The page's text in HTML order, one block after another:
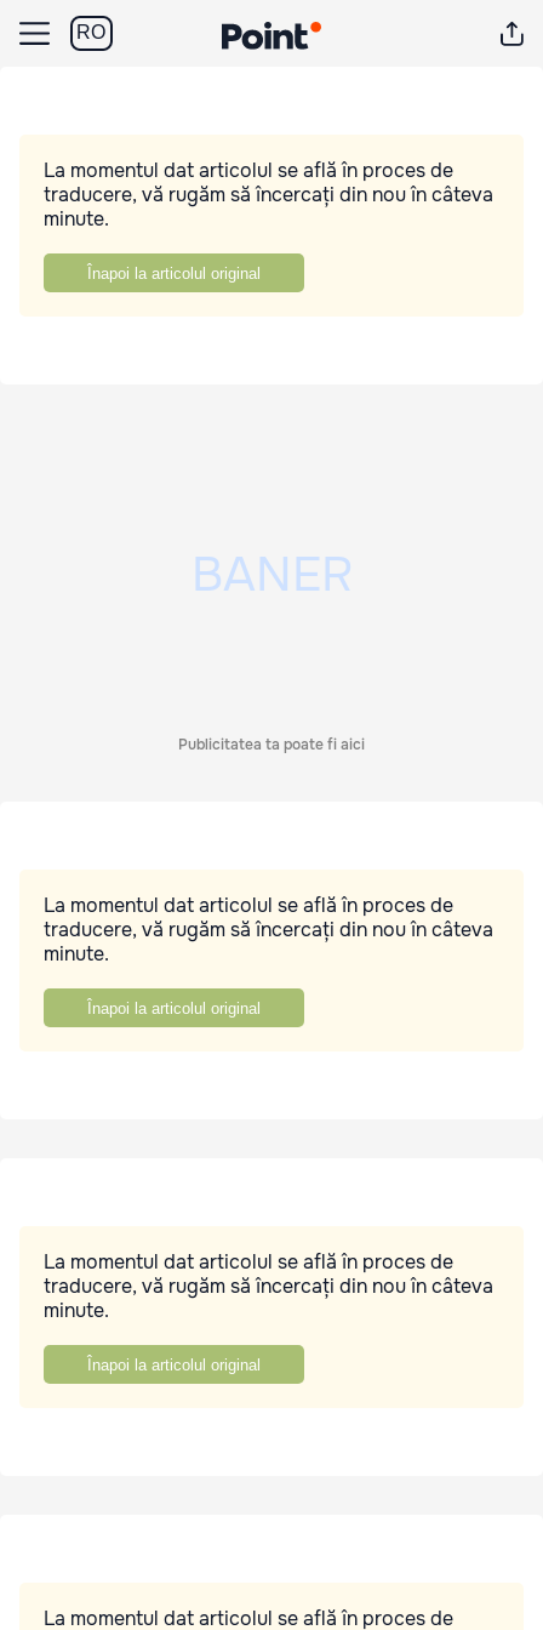
RO
La momentul dat articolul se află în proces de
traducere, vă rugăm să încercați din nou în câteva
minute.
Înapoi la articolul original
Publicitatea ta poate fi aici
La momentul dat articolul se află în proces de
traducere, vă rugăm să încercați din nou în câteva
minute.
Înapoi la articolul original
La momentul dat articolul se află în proces de
traducere, vă rugăm să încercați din nou în câteva
minute.
Înapoi la articolul original
La momentul dat articolul se află în proces de